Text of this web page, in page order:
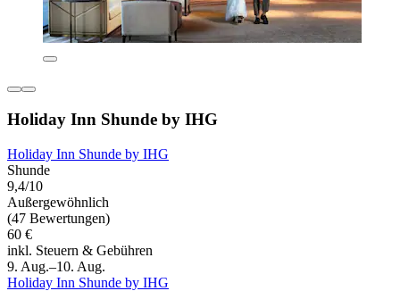
Holiday Inn Shunde by IHG
Holiday Inn Shunde by IHG
Shunde
9,4/10
Außergewöhnlich
(47 Bewertungen)
60 €
inkl. Steuern & Gebühren
9. Aug.–10. Aug.
Holiday Inn Shunde by IHG